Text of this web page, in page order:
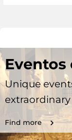
Unique
Find more